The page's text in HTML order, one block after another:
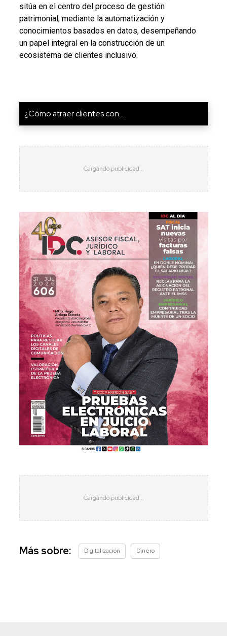
sitúa en el centro del proceso de gestión
patrimonial, mediante la automatización y
conocimientos basados en datos, desempeñando
un papel integral en la construcción de un
ecosistema de clientes inclusivo.
¿Cómo atraer clientes con...
Más sobre: Digitalización Dinero